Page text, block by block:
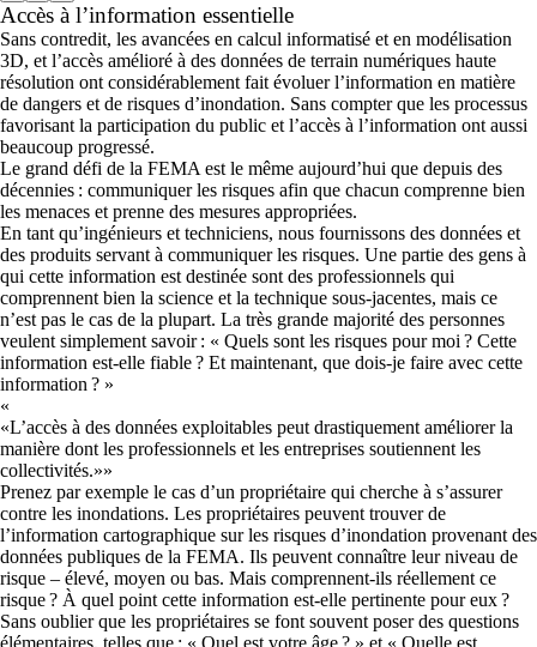
Accès à l’information essentielle
Sans contredit, les avancées en calcul informatisé et en modélisation
3D, et l’accès amélioré à des données de terrain numériques haute
résolution ont considérablement fait évoluer l’information en matière
de dangers et de risques d’inondation. Sans compter que les processus
favorisant la participation du public et l’accès à l’information ont aussi
beaucoup progressé.
Le grand défi de la FEMA est le même aujourd’hui que depuis des
décennies : communiquer les risques afin que chacun comprenne bien
les menaces et prenne des mesures appropriées.
En tant qu’ingénieurs et techniciens, nous fournissons des données et
des produits servant à communiquer les risques. Une partie des gens à
qui cette information est destinée sont des professionnels qui
comprennent bien la science et la technique sous-jacentes, mais ce
n’est pas le cas de la plupart. La très grande majorité des personnes
veulent simplement savoir : « Quels sont les risques pour moi ? Cette
information est-elle fiable ? Et maintenant, que dois-je faire avec cette
information ? »
«
L’accès à des données exploitables peut drastiquement améliorer la
manière dont les professionnels et les entreprises soutiennent les
collectivités. »
Prenez par exemple le cas d’un propriétaire qui cherche à s’assurer
contre les inondations. Les propriétaires peuvent trouver de
l’information cartographique sur les risques d’inondation provenant des
données publiques de la FEMA. Ils peuvent connaître leur niveau de
risque ­– élevé, moyen ou bas. Mais comprennent-ils réellement ce
risque ? À quel point cette information est-elle pertinente pour eux ?
Sans oublier que les propriétaires se font souvent poser des questions
élémentaires, telles que : « Quel est votre âge ? » et « Quelle est